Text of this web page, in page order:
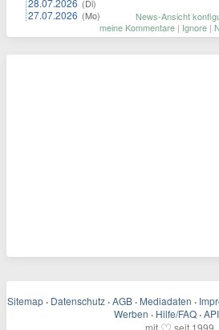
28.07.2026 (Di)
27.07.2026 (Mo)
News-Ansicht
meine Kommentare | Ignore |
Sitemap · Datenschutz · AGB · Mediadaten ·
Werben · Hilfe/FAQ · API
mit
seit 1999